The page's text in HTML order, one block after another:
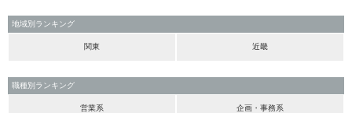
地域別ランキング
関東 近畿
職種別ランキング
営業系 企画・事務系